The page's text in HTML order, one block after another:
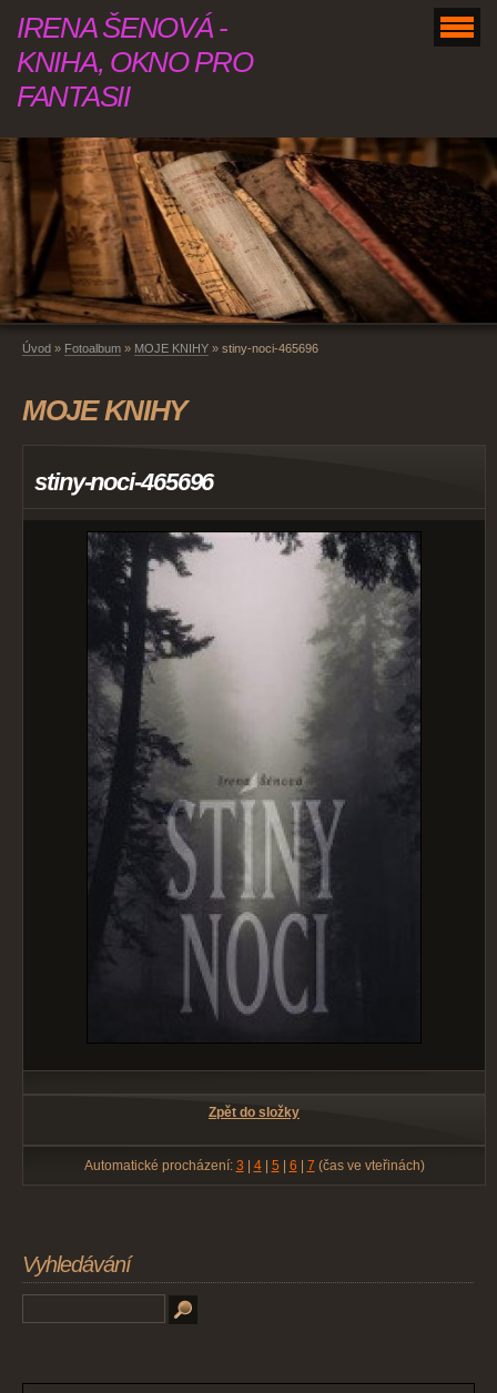
IRENA ŠENOVÁ -
KNIHA, OKNO PRO
FANTASII
Úvod » Fotoalbum » MOJE KNIHY » stiny-noci-465696
MOJE KNIHY
stiny-noci-465696
Zpět do složky
Automatické procházení: 3 4| 5 6 7 (čas ve vteřinách)
Vyhledávání